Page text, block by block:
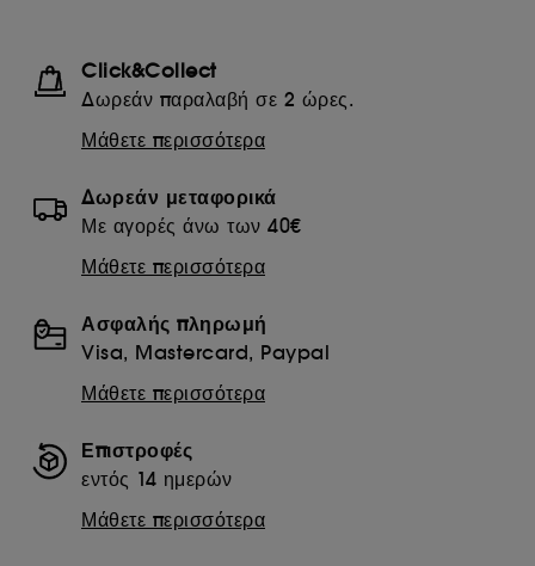
Click&Collect
Δωρεάν παραλαβή σε 2 ώρες.
Μάθετε περισσότερα
Δωρεάν μεταφορικά
Με αγορές άνω των 40€
Μάθετε περισσότερα
Ασφαλής πληρωμή
Visa, Mastercard, Paypal
Μάθετε περισσότερα
Επιστροφές
εντός 14 ημερών
Μάθετε περισσότερα